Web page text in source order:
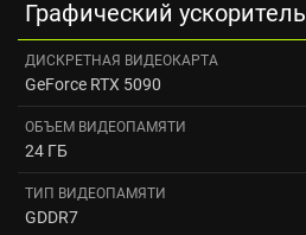
Графический ускоритель
ДИСКРЕТНАЯ ВИДЕОКАРТА
GeForce RTX 5090
ОБЪЕМ ВИДЕОПАМЯТИ
24 ГБ
ТИП ВИДЕОПАМЯТИ
GDDR7